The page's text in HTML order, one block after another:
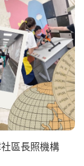
區長照機構